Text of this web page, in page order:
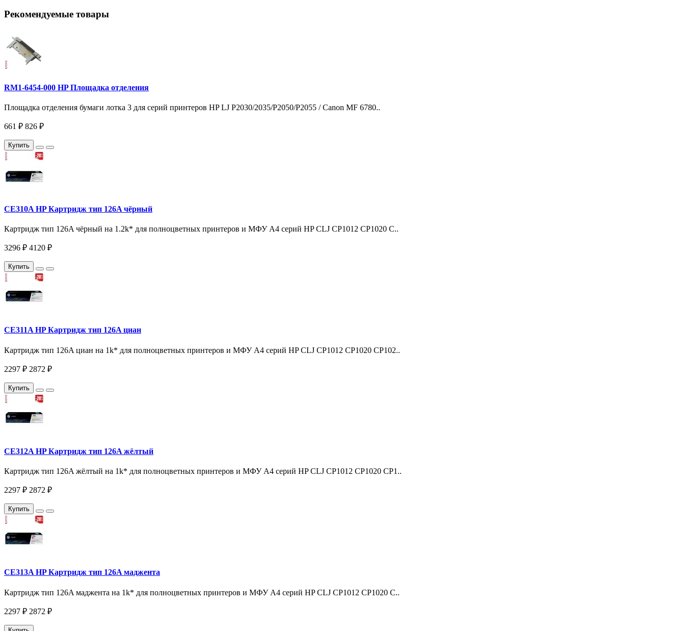
Рекомендуемые товары
RM1-6454-000 HP Площадка отделения
Площадка отделения бумаги лотка 3 для серий принтеров HP LJ P2030/2035/P2050/P2055 / Canon MF 6780..
661 ₽ 826 ₽
Купить
CE310A HP Картридж тип 126A чёрный
Картридж тип 126A чёрный на 1.2k* для полноцветных принтеров и МФУ A4 серий HP CLJ CP1012 CP1020 C..
3296 ₽ 4120 ₽
Купить
CE311A HP Картридж тип 126A циан
Картридж тип 126A циан на 1k* для полноцветных принтеров и МФУ A4 серий HP CLJ CP1012 CP1020 CP102..
2297 ₽ 2872 ₽
Купить
CE312A HP Картридж тип 126A жёлтый
Картридж тип 126A жёлтый на 1k* для полноцветных принтеров и МФУ A4 серий HP CLJ CP1012 CP1020 CP1..
2297 ₽ 2872 ₽
Купить
CE313A HP Картридж тип 126A маджента
Картридж тип 126A маджента на 1k* для полноцветных принтеров и МФУ A4 серий HP CLJ CP1012 CP1020 C..
2297 ₽ 2872 ₽